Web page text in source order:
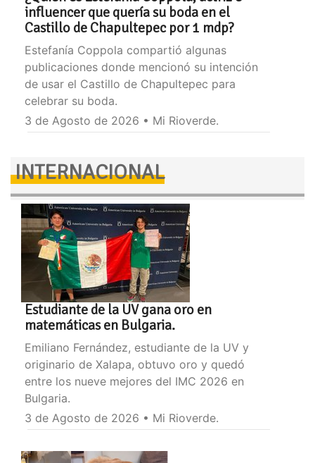
influencer que quería su boda en el
Castillo de Chapultepec por 1 mdp?
Estefanía Coppola compartió algunas
publicaciones donde mencionó su intención
de usar el Castillo de Chapultepec para
celebrar su boda.
3 de Agosto de 2026 • Mi Rioverde.
INTERNACIONAL
Estudiante de la UV gana oro en
matemáticas en Bulgaria.
Emiliano Fernández, estudiante de la UV y
originario de Xalapa, obtuvo oro y quedó
entre los nueve mejores del IMC 2026 en
Bulgaria.
3 de Agosto de 2026 • Mi Rioverde.